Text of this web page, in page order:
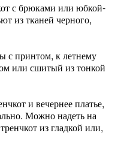
с брюками или юбкой-
из тканей черного,
с принтом, к летнему
или сшитый из тонкой
и вечернее платье,
Можно надеть на
из гладкой или,